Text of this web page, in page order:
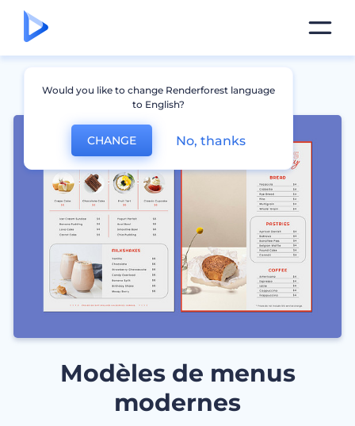
Modèles de menus
modernes
Would you like to change Renderforest language
to English?
CHANGE No, thanks